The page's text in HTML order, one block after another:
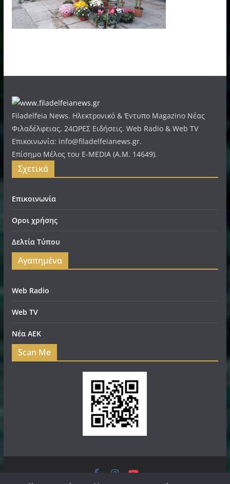
Filadelfeia News. Ηλεκτρονικό & Έντυπο Magazino Νέας
Φιλαδέλφειας, 24ΩΡΕΣ Ειδήσεις. Web Radio & Web TV
Επικοινωνία: info@filadelfeianews.gr.
Επίσημο Μέλος του E-MEDIA (A.M. 14649).
Σχετικά
Επικοινωνία
Οροι χρήσης
Δελτία Τύπου
Αγαπημένα
Web Radio
Web TV
Νέα ΑΕΚ
Scan Me